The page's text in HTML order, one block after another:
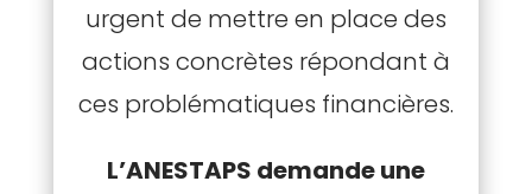
urgent de mettre en place des
actions concrètes répondant à
ces problématiques financières.
L’ANESTAPS demande une